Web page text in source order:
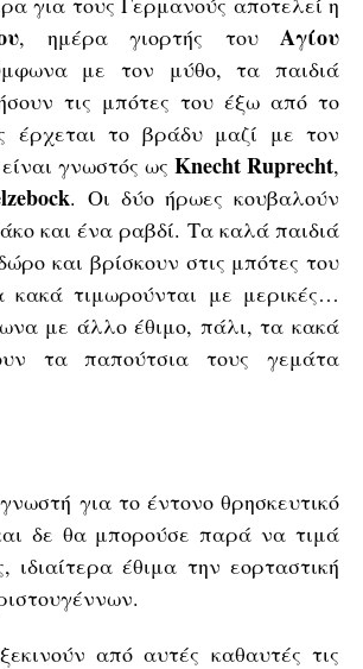
, ημέρα γιορτής τουΑγίου
με τον μύθο, τα παιδιά
τις μπότες του έξω από το
έρχεται το βράδυ μαζί με τον
γνωστός ως Knecht Ruprecht,
. Οι δύο ήρωες κουβαλούν
και ένα ραβδί. Τα καλά παιδιά
και βρίσκουν στις μπότες του
τιμωρούνται με μερικές…
με άλλο έθιμο, πάλι, τα κακά
τα παπούτσια τους γεμάτα
για το έντονο θρησκευτικό
δε θα μπορούσε παρά να τιμά
ιδιαίτερα έθιμα την εορταστική
από αυτές καθαυτές τις